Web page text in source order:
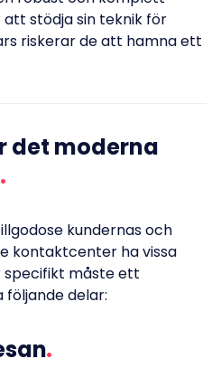
stödja sin teknik för
riskerar de att hamna ett
det moderna
kundernas och
kontaktcenter ha vissa
specifikt måste ett
delar: